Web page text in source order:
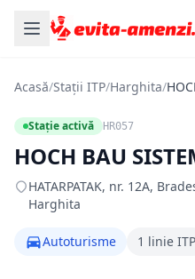
Acasă/Stații ITP/Harghita/
Stație activă HR057
HOCH BAU
HATARPATAK, nr. 12A,
Harghita
Autoturisme 1 linie ITP